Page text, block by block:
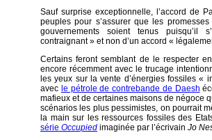
Sauf surprise exceptionnelle, l’accord de
peuples pour s’assurer que les
gouvernements soient tenus puisqu’il
contraignant » et non d’un accord «
Certains feront semblant de le respecter
encore récemment avec le trucage
les yeux sur la vente d’énergies fossiles «
avec le pétrole de contrebande de Daesh
mafieux et de certaines maisons de négoce
scénarios les plus pessimistes, on pourrait
la main sur les ressources fossiles des
série Occupied imaginée par l’écrivain Jo